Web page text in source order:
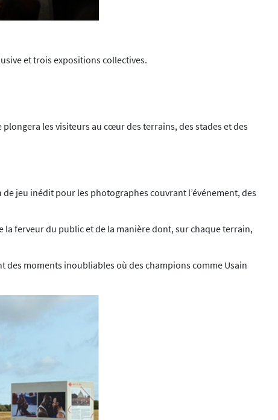
et trois expositions collectives.
les visiteurs au cœur des terrains, des stades et des
jeu inédit pour les photographes couvrant l’événement, des
la ferveur du public et de la manière dont, sur chaque terrain,
moments inoubliables où des champions comme Usain